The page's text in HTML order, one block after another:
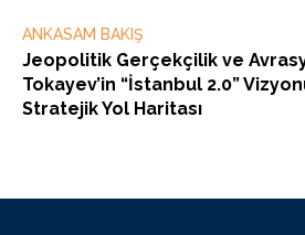
ANKASAM BAKIŞ
Jeopolitik Gerçekçilik ve
Tokayev’in “İstanbul 2.0”
Stratejik Yol Haritası